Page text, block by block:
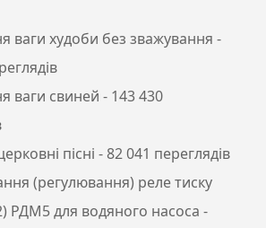
ваги худоби без зважування -
ваги свиней - 143 430
пісні - 82 041 переглядів
(регулювання) реле тиску
РДМ5 для водяного насоса -